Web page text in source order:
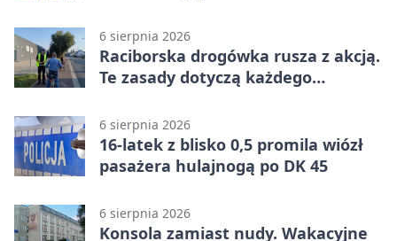
6 sierpnia 2026
Raciborska drogówka rusza z akcją.
Te zasady dotyczą każdego
6 sierpnia 2026
16-latek z blisko 0,5 promila wiózł
pasażera hulajnogą po DK 45
6 sierpnia 2026
Konsola zamiast nudy. Wakacyjne